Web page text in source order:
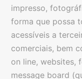
impresso,
forma que possa
acessíveis a
comerciais, bem
on line, websites,
message board